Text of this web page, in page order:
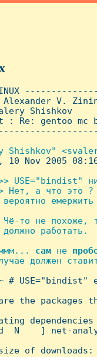
Alexander V.
Shishkov
: Re: gentoo mc
Shishkov"
10 Nov 2005
USE="bindist"
Hет, а что это ?
вероятно
Чё-то не
должно работать.
сам не
должен
# USE="bindist"
the packages
N    ] net-
of downloads: